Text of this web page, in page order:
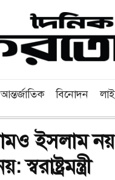
আন্তর্জাতিক বিনোদন
ইসলাম